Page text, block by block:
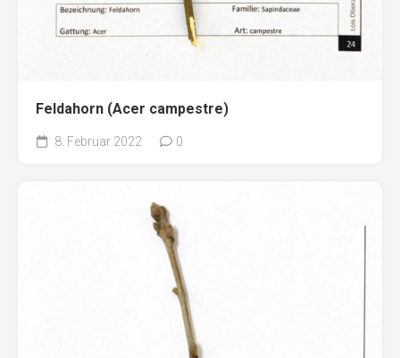
Feldahorn (Acer campestre)
8. Februar 2022 0